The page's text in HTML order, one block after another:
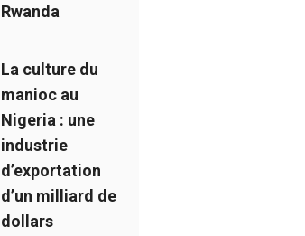
Rwanda
La culture du
manioc au
Nigeria : une
industrie
d’exportation
d’un milliard de
dollars